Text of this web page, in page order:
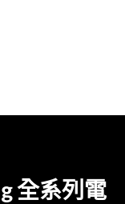
全系列電